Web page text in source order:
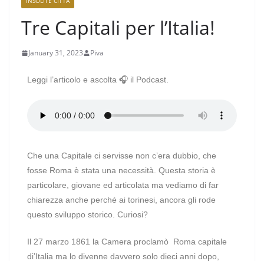
Tre Capitali per l’Italia!
January 31, 2023 Piva
Leggi l’articolo e ascolta 🎧 il Podcast.
Che una Capitale ci servisse non c’era dubbio, che
fosse Roma è stata una necessità. Questa storia è
particolare, giovane ed articolata ma vediamo di far
chiarezza anche perché ai torinesi, ancora gli rode
questo sviluppo storico. Curiosi?
Il 27 marzo 1861 la Camera proclamò
Roma capitale
di’Italia ma lo divenne davvero solo dieci anni dopo,